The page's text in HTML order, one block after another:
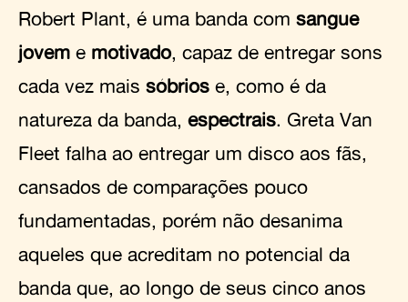
Robert Plant, é uma banda com sangue
jovem e motivado, capaz de entregar sons
cada vez mais sóbrios e, como é da
natureza da banda, espectrais. Greta Van
Fleet falha ao entregar um disco aos fãs,
cansados de comparações pouco
fundamentadas, porém não desanima
aqueles que acreditam no potencial da
banda que, ao longo de seus cinco anos